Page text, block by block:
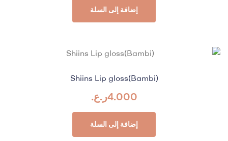
إضافة إلى السلة
Shiins Lip gloss(Bambi)
4.000ر.ع.
إضافة إلى السلة